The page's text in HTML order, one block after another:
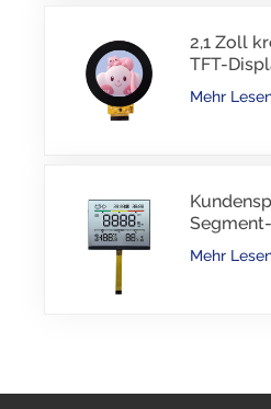
2,1 Zoll
TFT-
RGB-
Mehr
TN-LCD
Mehr